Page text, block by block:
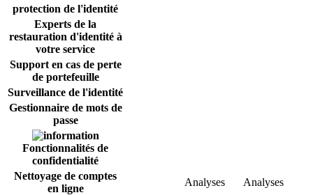
protection de l'identité
Experts de la
restauration d'identité à
votre service
Support en cas de perte
de portefeuille
Surveillance de l'identité
Gestionnaire de mots de
passe
Fonctionnalités de
confidentialité
Nettoyage de comptes
en ligne
Analyses
Analyses